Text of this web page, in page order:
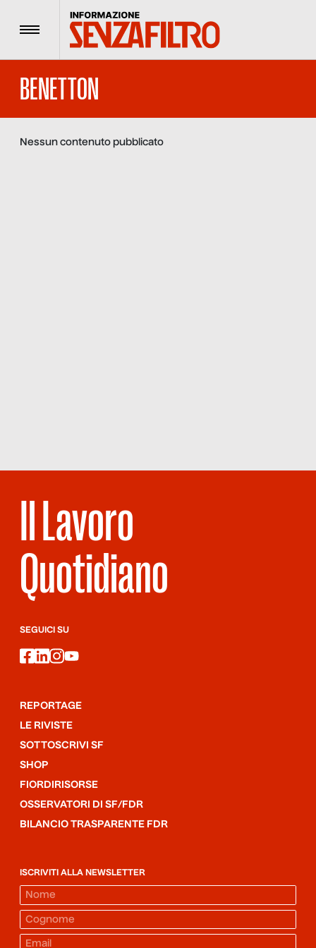
Menu
BENETTON
Nessun contenuto pubblicato
Il Lavoro
Quotidiano
SEGUICI SU
facebook
linkedin
instagram
youtube
REPORTAGE
LE RIVISTE
SOTTOSCRIVI SF
SHOP
FIORDIRISORSE
OSSERVATORI DI SF/FDR
BILANCIO TRASPARENTE FDR
ISCRIVITI ALLA NEWSLETTER